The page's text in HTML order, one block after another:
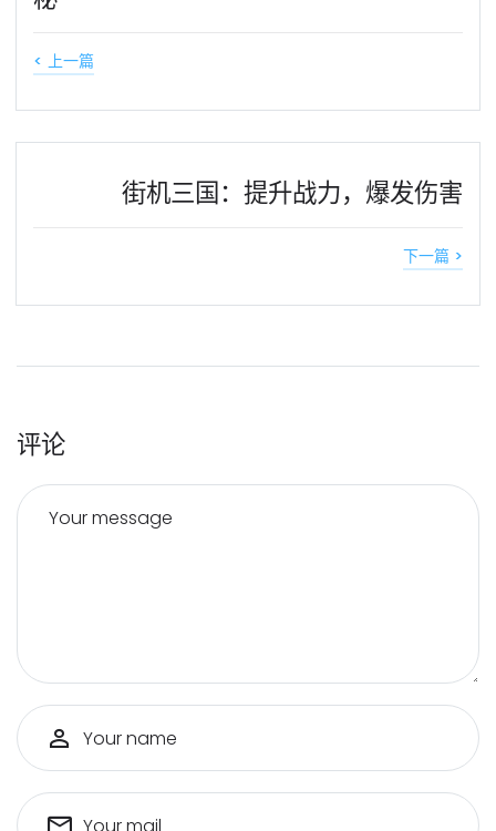
< 上一篇
街机三国：提升战力，爆发伤害
下一篇 >
评论
Your message
Your name
Your mail